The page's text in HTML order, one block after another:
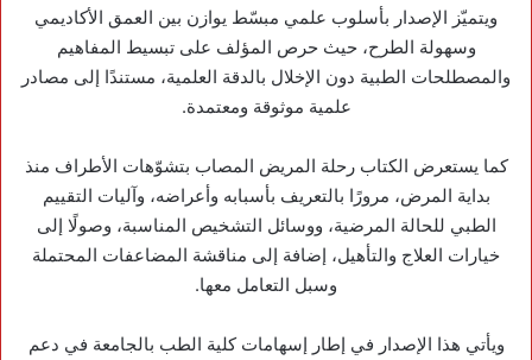
ويتميّز الإصدار بأسلوب علمي مبسّط يوازن بين العمق الأكاديمي
وسهولة الطرح، حيث حرص المؤلف على تبسيط المفاهيم
والمصطلحات الطبية دون الإخلال بالدقة العلمية، مستندًا إلى مصادر
علمية موثوقة ومعتمدة.
كما يستعرض الكتاب رحلة المريض المصاب بتشوّهات الأطراف منذ
بداية المرض، مرورًا بالتعريف بأسبابه وأعراضه، وآليات التقييم
الطبي للحالة المرضية، ووسائل التشخيص المناسبة، وصولًا إلى
خيارات العلاج والتأهيل، إضافة إلى مناقشة المضاعفات المحتملة
وسبل التعامل معها.
ويأتي هذا الإصدار في إطار إسهامات كلية الطب بالجامعة في دعم